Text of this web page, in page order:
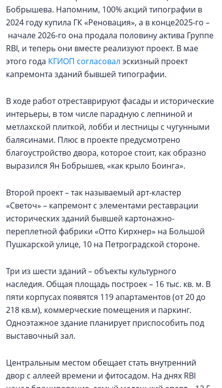
Бобрышева. Напомним, 100% акций типографии в
2024 году купила ГК «Реновация», а в конце2025-го –
начале 2026-го она продала половину актива Группе
RBI, и теперь они вместе реализуют проект. В мае
этого года КГИОП согласовал эскизный проект
капремонта зданий бывшей типографии.
В ходе работ отреставрируют фасады и исторические
интерьеры, в том числе парадную с лепниной и
метлахской плиткой, лобби и лестницы с чугунными
балясинами. Плюс в проекте предусмотрено
благоустройство двора, которое стоит, как образно
выразился Ян Бобрышев, «как крыло Боинга».
Второй проект – так называемый арт-кластер
«Светоч» – капремонт с элементами реставрации
исторических зданий бывшей картонажно-
переплетной фабрики «Отто Кирхнер» на Большой
Пушкарской улице, 10 на Петроградской стороне.
Три из шести зданий – объекты культурного
наследия. Общая площадь построек – 16 тыс. кв. м. В
пяти корпусах появятся 119 апартаментов (от 20 до
218 кв.м), коммерческие помещения и паркинг.
Одноэтажное здание планирует приспособить под
выставочный зал.
Центральным местом обещает стать внутренний
двор с аллеей времени и фитосадом. На днях RBI